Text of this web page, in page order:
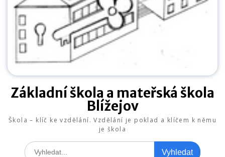
Základní škola a mateřská škola
Blížejov
Škola – klíč ke vzdělání. Vzdělání je poklad a klíčem k němu
je škola
Search